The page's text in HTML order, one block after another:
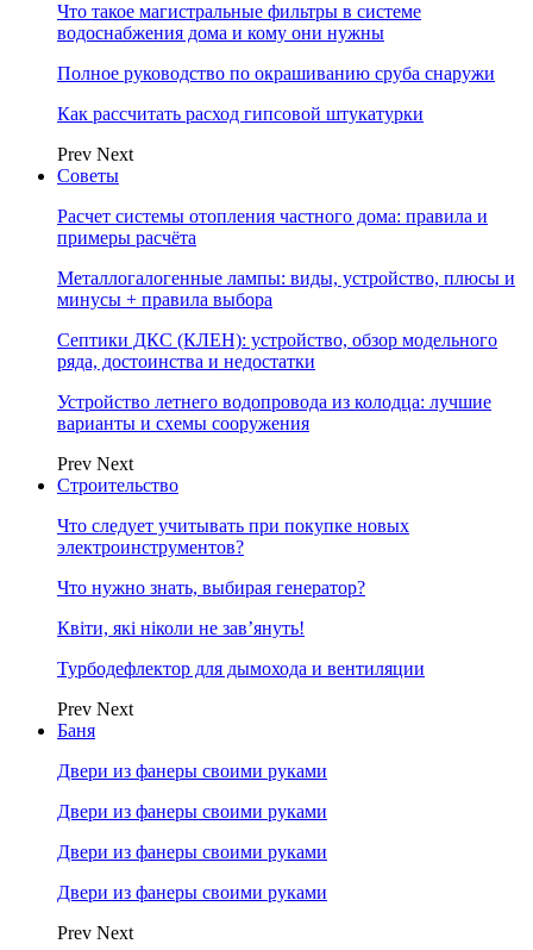
Что такое магистральные фильтры в системе
водоснабжения дома и кому они нужны
Полное руководство по окрашиванию сруба снаружи
Как рассчитать расход гипсовой штукатурки
Prev Next
Советы
Расчет системы отопления частного дома: правила и
примеры расчёта
Металлогалогенные лампы: виды, устройство, плюсы и
минусы + правила выбора
Септики ДКС (КЛЕН): устройство, обзор модельного
ряда, достоинства и недостатки
Устройство летнего водопровода из колодца: лучшие
варианты и схемы сооружения
Prev Next
Строительство
Что следует учитывать при покупке новых
электроинструментов?
Что нужно знать, выбирая генератор?
Квіти, які ніколи не зав’януть!
Турбодефлектор для дымохода и вентиляции
Prev Next
Баня
Двери из фанеры своими руками
Двери из фанеры своими руками
Двери из фанеры своими руками
Двери из фанеры своими руками
Prev Next